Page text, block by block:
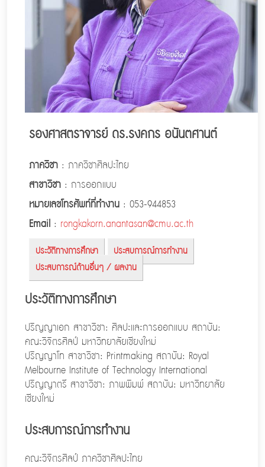
รองศาสตราจารย์ ดร.รงคกร อนันตศานต์
ภาควิชา : ภาควิชาศิลปะไทย
สาขาวิชา : การออกแบบ
หมายเลขโทรศัพท์ที่ทำงาน : 053-944853
Email : rongkakorn.anantasan@cmu.ac.th
ประวัติทางการศึกษา
ประสบการณ์การทำงาน
ประสบการณ์ด้านอื่นๆ / ผลงาน
ประวัติทางการศึกษา
ปริญญาเอก สาขาวิชา: ศิลปะและการออกแบบ สถาบัน:
คณะวิจิตรศิลป์ มหาวิทยาลัยเชียงใหม่
ปริญญาโท สาขาวิชา: Printmaking สถาบัน: Royal
Melbourne Institute of Technology International
ปริญญาตรี สาขาวิชา: ภาพพิมพ์ สถาบัน: มหาวิทยาลัย
เชียงใหม่
ประสบการณ์การทำงาน
คณะวิจิตรศิลป์ ภาควิชาศิลปะไทย